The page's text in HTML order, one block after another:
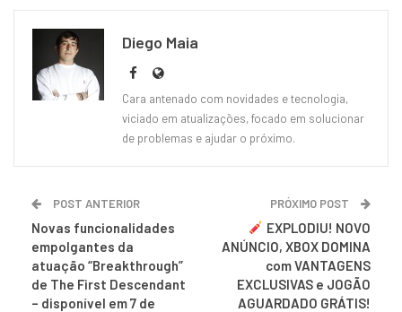
Diego Maia
Cara antenado com novidades e tecnologia,
viciado em atualizações, focado em solucionar
de problemas e ajudar o próximo.
POST ANTERIOR
Novas funcionalidades
empolgantes da
atuação “Breakthrough”
de The First Descendant
– disponível em 7 de
PRÓXIMO POST
EXPLODIU! NOVO
ANÚNCIO, XBOX DOMINA
com VANTAGENS
EXCLUSIVAS e JOGÃO
AGUARDADO GRÁTIS!